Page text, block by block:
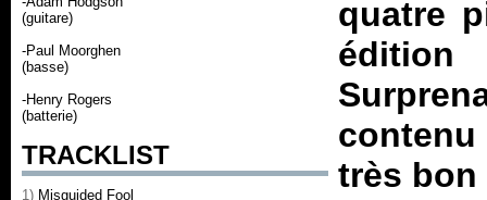
(guitare)
-Paul Moorghen
(basse)
-Henry Rogers
(batterie)
TRACKLIST
1) Misguided Fool
quatre
très bon